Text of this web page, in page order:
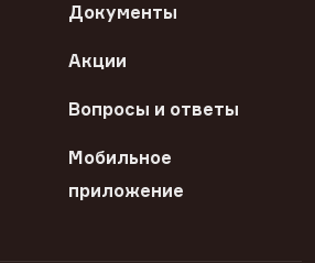
Документы
Акции
Вопросы и ответы
Мобильное
приложение